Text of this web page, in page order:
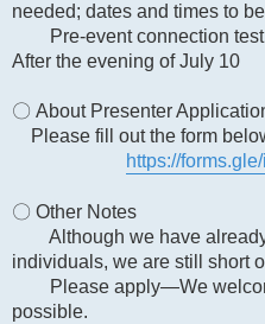
needed; dates and times to
Pre-event
After the evening of July 10
〇 About Presenter
Please fill out the form
https://
〇 Other Notes
Although we have already
individuals, we are still short
Please apply—We
possible.